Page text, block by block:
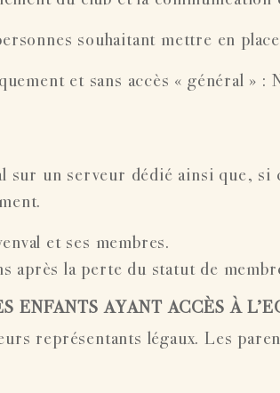
souhaitant mettre en
et sans accès « général » :
sur un serveur dédié ainsi que, si
et ses membres.
après la perte du statut de
ENFANTS AYANT ACCÈS À
représentants légaux. Les